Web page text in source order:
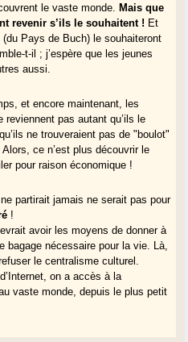
le vaste monde.
Mais que
revenir s’ils le souhaitent ! Et
(du Pays de Buch) le souhaiteront
t-il ; j’espère que les jeunes
aussi.
et encore maintenant, les
reviennent pas autant qu’ils le
ne trouveraient pas de "boulot"
ce n’est plus découvrir le
pour raison économique !
partirait jamais ne serait pas pour
!
avoir les moyens de donner à
bagage nécessaire pour la vie. Là,
le centralisme culturel.
on a accès à la
vaste monde, depuis le plus petit